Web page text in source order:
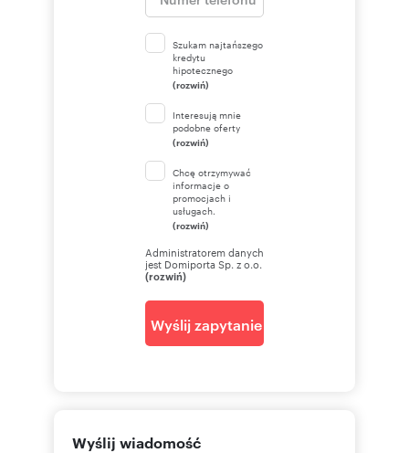
Szukam najtańszego
kredytu
hipotecznego
(rozwiń)
Interesują mnie
podobne oferty
(rozwiń)
Chcę otrzymywać
informacje o
promocjach i
usługach.
(rozwiń)
Administratorem danych
jest Domiporta Sp. z o.o.
(rozwiń)
Wyślij zapytanie
Wyślij wiadomość